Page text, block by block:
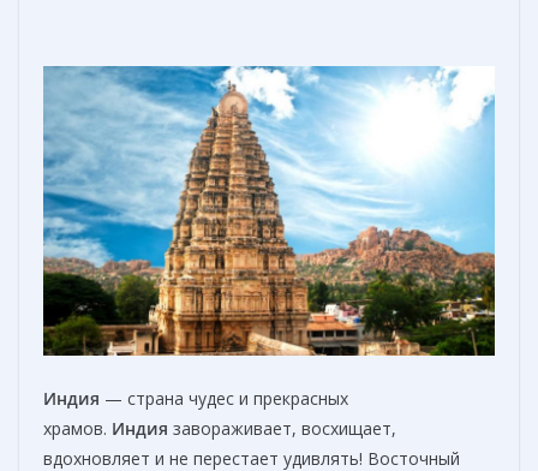
Индия — страна чудес и прекрасных
храмов. Индия завораживает, восхищает,
вдохновляет и не перестает удивлять! Восточный